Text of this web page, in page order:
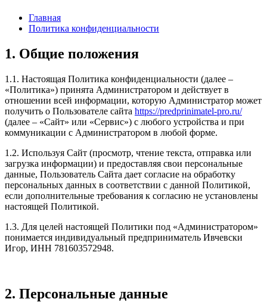
Главная
Политика конфиденциальности
1. Общие положения
1.1. Настоящая Политика конфиденциальности (далее –
«Политика») принята Администратором и действует в
отношении всей информации, которую Администратор может
получить о Пользователе сайта https://predprinimatel-pro.ru/
(далее – «Сайт» или «Сервис») с любого устройства и при
коммуникации с Администратором в любой форме.
1.2. Используя Сайт (просмотр, чтение текста, отправка или
загрузка информации) и предоставляя свои персональные
данные, Пользователь Сайта дает согласие на обработку
персональных данных в соответствии с данной Политикой,
если дополнительные требования к согласию не установлены
настоящей Политикой.
1.3. Для целей настоящей Политики под «Администратором»
понимается индивидуальный предприниматель Ивчевски
Игор, ИНН 781603572948.
2. Персональные данные